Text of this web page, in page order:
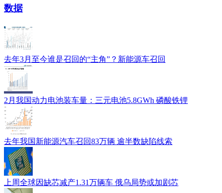
数据
去年3月至今谁是召回的“主角”？新能源车召回
2月我国动力电池装车量：三元电池5.8GWh 磷酸铁锂
去年我国新能源汽车召回83万辆 逾半数缺陷线索
上周全球因缺芯减产1.31万辆车 俄乌局势或加剧芯